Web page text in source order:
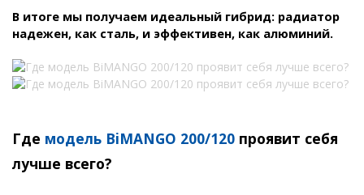
В итоге мы получаем идеальный гибрид: радиатор
надежен, как сталь, и эффективен, как алюминий.
Где модель BiMANGO 200/120 проявит себя
лучше всего?